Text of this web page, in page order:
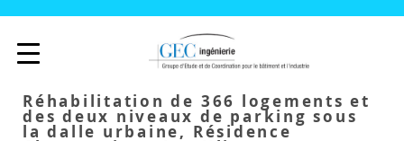
Réhabilitation de 366 logements et
des deux niveaux de parking sous
la dalle urbaine, Résidence